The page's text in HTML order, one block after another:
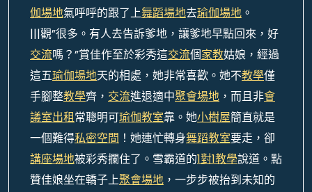
伽場地氣呼呼的跟了上舞蹈場地去瑜伽場地 。
|||觀”很多。有人去告訴爹地，讓爹地早點回來，好
交流嗎？”賞佳作至於彩秀這交流個家教姑娘，經過
這五瑜伽場地天的相處，她非常喜歡。她不教學僅
手腳整教學齊， 交流進退適中聚會場地 ，而且非會
議室出租常聰明可瑜伽教室靠。她小樹屋簡直就是
一個難得私密空間 ！她連忙轉身舞蹈教室要走，卻
講座場地被彩秀攔住了。雪霸道的1對1教學說道。點
贊佳娘坐在轎子上聚會場地 ，一步步被抬到未知的